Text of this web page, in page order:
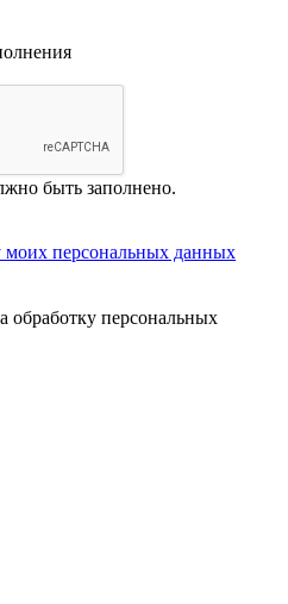
быть заполнено.
моих персональных данных
обработку персональных